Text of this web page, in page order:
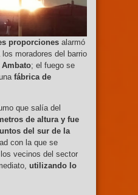
proporciones alarmó
moradores del barrio
Ambato; el fuego se
fábrica de
que salía del
de altura y fue
del sur de la
con la que se
vecinos del sector
utilizando lo